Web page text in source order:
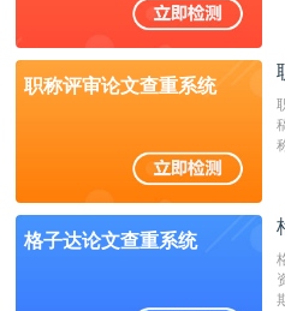
职称评审论文查重系统
格子达论文查重系统